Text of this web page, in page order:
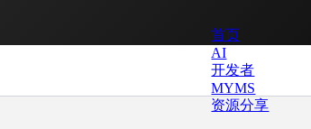
首页
AI
开发者
MYMS
资源分享